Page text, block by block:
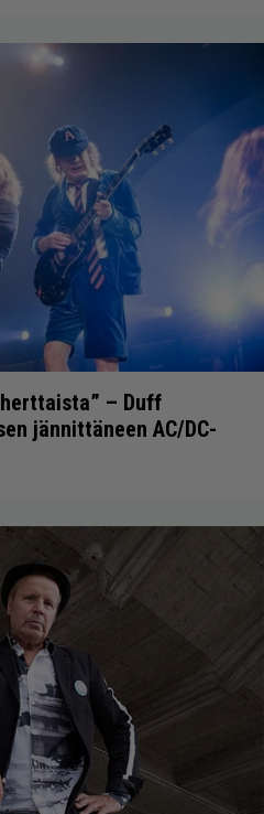
– Duff
jännittäneen AC/DC-